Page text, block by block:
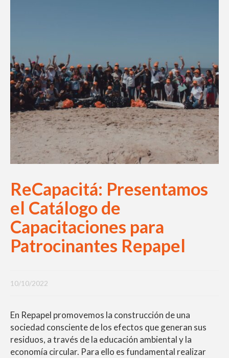
ReCapacitá: Presentamos
el Catálogo de
Capacitaciones para
Patrocinantes Repapel
10/10/2022
En Repapel promovemos la construcción de una
sociedad consciente de los efectos que generan sus
residuos, a través de la educación ambiental y la
economía circular. Para ello es fundamental realizar